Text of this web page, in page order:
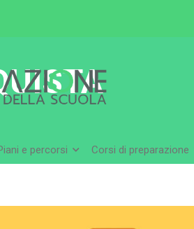
e percorsi Corsi di preparazione